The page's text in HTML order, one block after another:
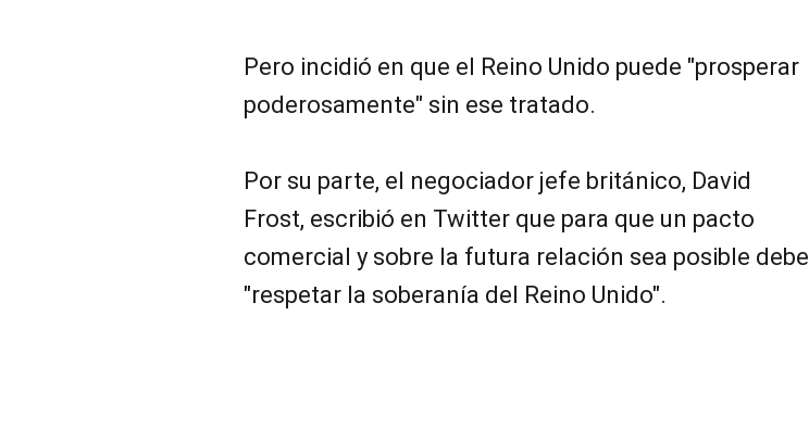
Pero incidió en que el Reino Unido puede "prosperar
poderosamente" sin ese tratado.
Por su parte, el negociador jefe británico, David
Frost, escribió en Twitter que para que un pacto
comercial y sobre la futura relación sea posible debe
"respetar la soberanía del Reino Unido".